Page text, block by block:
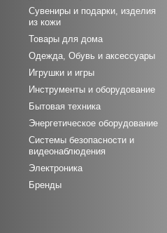
Сувениры и подарки, изделия
из кожи
Товары для дома
Одежда, Обувь и аксессуары
Игрушки и игры
Инструменты и оборудование
Бытовая техника
Энергетическое оборудование
Системы безопасности и
видеонаблюдения
Электроника
Бренды